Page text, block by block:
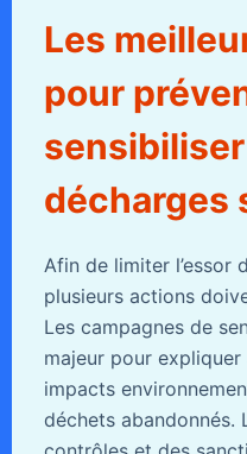
Les
pour
décharges
Afin de limiter l’essor
plusieurs actions
Les campagnes de
majeur pour
impacts
déchets abandonnés.